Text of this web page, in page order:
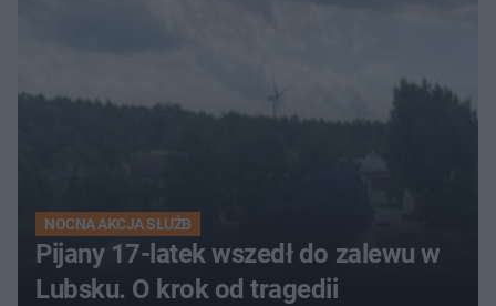
NOCNA AKCJA SŁUŻB
Pijany 17-latek wszedł do zalewu w
Lubsku. O krok od tragedii